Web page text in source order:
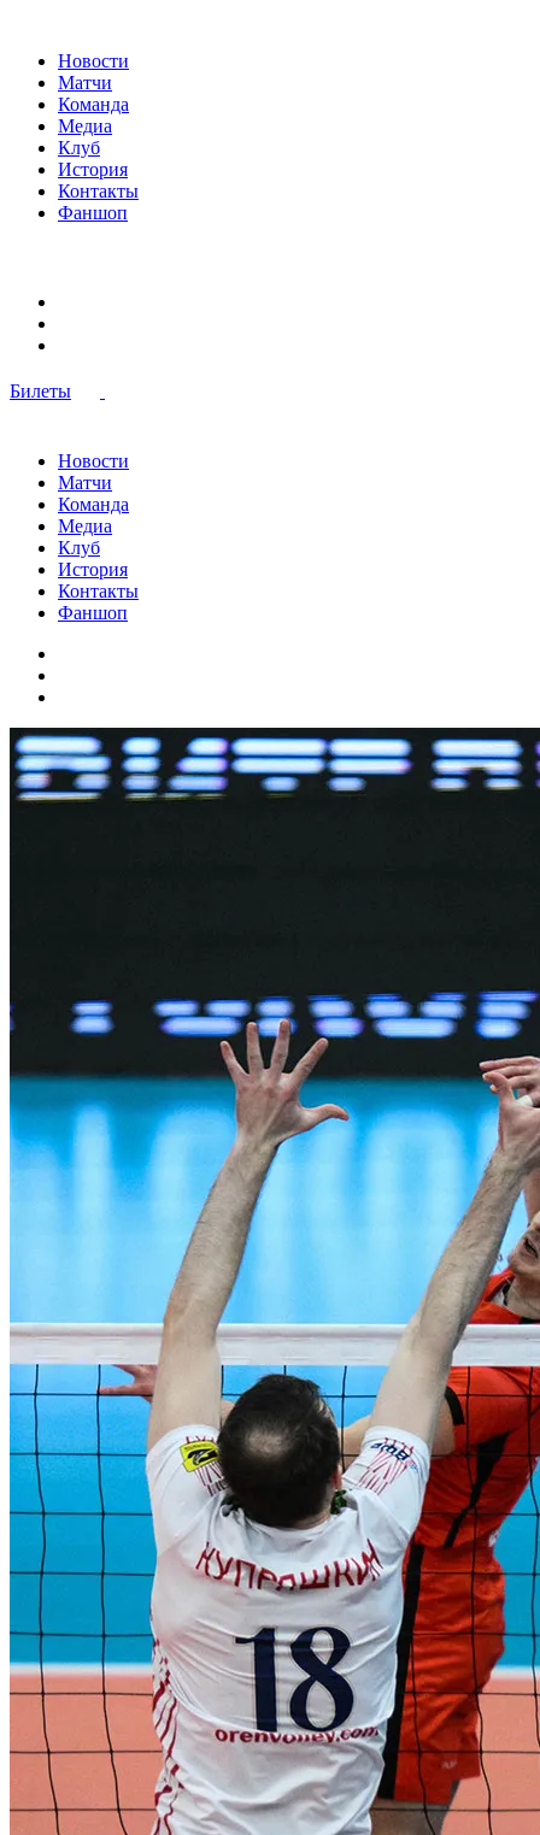
Новости
Матчи
Команда
Медиа
Клуб
История
Контакты
Фаншоп
Билеты
Новости
Матчи
Команда
Медиа
Клуб
История
Контакты
Фаншоп